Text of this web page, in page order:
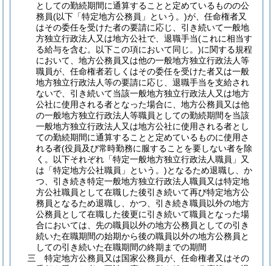
としての勤続期間に通算することと定めているものの公
務員(以下「特定地方公務員」という。)が、任命権者又
はその委任を受けた者の要請に応じ、引き続いて一般地
方独立行政法人又は地方公社で、退職手当(これに相当す
る給与を含む。以下この項において同じ。)に関する規程
において、地方公務員又は他の一般地方独立行政法人等
職員が、任命権者若しくはその委任を受けた者又は一般
地方独立行政法人等の要請に応じ、退職手当を支給され
ないで、引き続いて当該一般地方独立行政法人又は地方
公社に使用される者となった場合に、地方公務員又は他
の一般地方独立行政法人等職員としての勤続期間を当該
一般地方独立行政法人又は地方公社に使用される者とし
ての勤続期間に通算することと定めているものに使用さ
れる者(役員及び常時勤務に服することを要しない者を除
く。以下それぞれ「特定一般地方独立行政法人職員」又
は「特定地方公社職員」という。)となるため退職し、か
つ、引き続き特定一般地方独立行政法人職員又は特定地
方公社職員として在職した後引き続いて再び特定地方公
務員となるため退職し、かつ、引き続き職員以外の地方
公務員として在職した後更に引き続いて職員となった場
合においては、先の職員以外の地方公務員としての引き
続いた在職期間の始期から後の職員以外の地方公務員と
しての引き続いた在職期間の終期までの期間
三
特定地方公務員又は国家公務員が、任命権者又はその